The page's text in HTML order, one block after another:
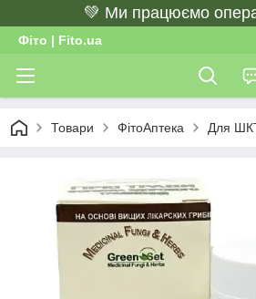
💚 Ми працюємо
Фіто | Fito.ua
Товари ФітоАптека Для